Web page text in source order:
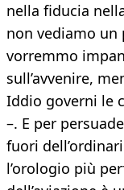
nella fiducia
non vediamo
vorremmo
sull’avvenire,
Iddio governi le
–. E per
fuori
l’orologio più